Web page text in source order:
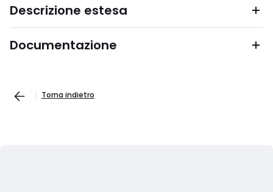
Descrizione estesa
Documentazione
Torna indietro